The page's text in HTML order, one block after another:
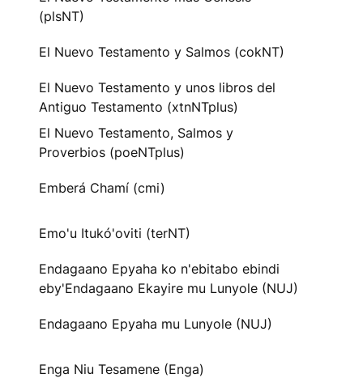
(plsNT)
El Nuevo Testamento y Salmos (cokNT)
El Nuevo Testamento y unos libros del
Antiguo Testamento (xtnNTplus)
El Nuevo Testamento, Salmos y
Proverbios (poeNTplus)
Emberá Chamí (cmi)
Emo'u Itukó'oviti (terNT)
Endagaano Epyaha ko n'ebitabo ebindi
eby'Endagaano Ekayire mu Lunyole (NUJ)
Endagaano Epyaha mu Lunyole (NUJ)
Enga Niu Tesamene (Enga)